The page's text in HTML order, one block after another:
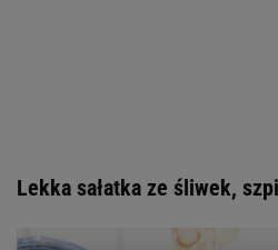
Lekka sałatka ze śliwek,